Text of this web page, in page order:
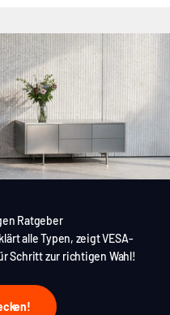
Ratgeber
alle Typen, zeigt VESA-
Schritt zur richtigen Wahl!